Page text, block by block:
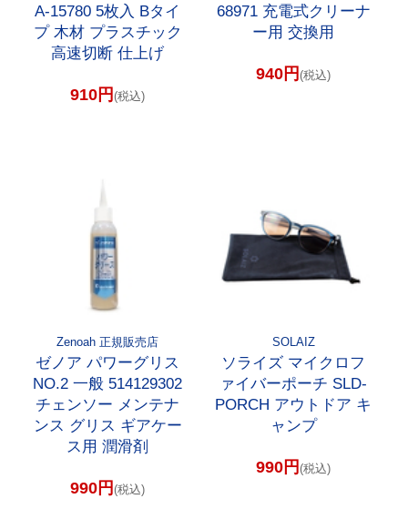
A-15780 5枚入 Bタイ
プ 木材 プラスチック
高速切断 仕上げ
910円(税込)
68971 充電式クリーナ
ー用 交換用
940円(税込)
Zenoah 正規販売店
ゼノア パワーグリス
NO.2 一般 514129302
チェンソー メンテナ
ンス グリス ギアケー
ス用 潤滑剤
990円(税込)
SOLAIZ
ソライズ マイクロフ
ァイバーポーチ SLD-
PORCH アウトドア キ
ャンプ
990円(税込)